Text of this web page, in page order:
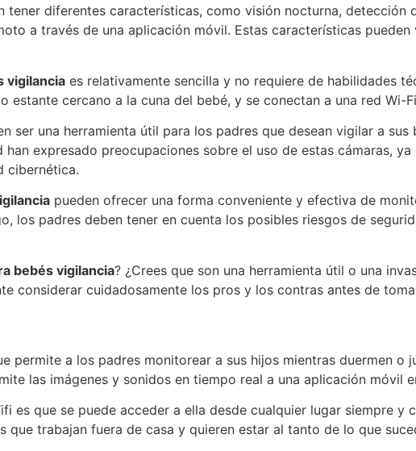
tener diferentes características, como visión nocturna, detección
a través de una aplicación móvil. Estas características
vigilancia es relativamente sencilla y no requiere de habilidades
estante cercano a la cuna del bebé, y se conectan a una red Wi-
ser una herramienta útil para los padres que desean vigilar a
expresado preocupaciones sobre el uso de estas cámaras,
cibernética.
pueden ofrecer una forma conveniente y efectiva de
los padres deben tener en cuenta los posibles riesgos de
bebés vigilancia? ¿Crees que son una herramienta útil o una
considerar cuidadosamente los pros y los contras antes de
permite a los padres monitorear a sus hijos mientras duermen o
las imágenes y sonidos en tiempo real a una aplicación móvil
es que se puede acceder a ella desde cualquier lugar siempre y
que trabajan fuera de casa y quieren estar al tanto de lo que